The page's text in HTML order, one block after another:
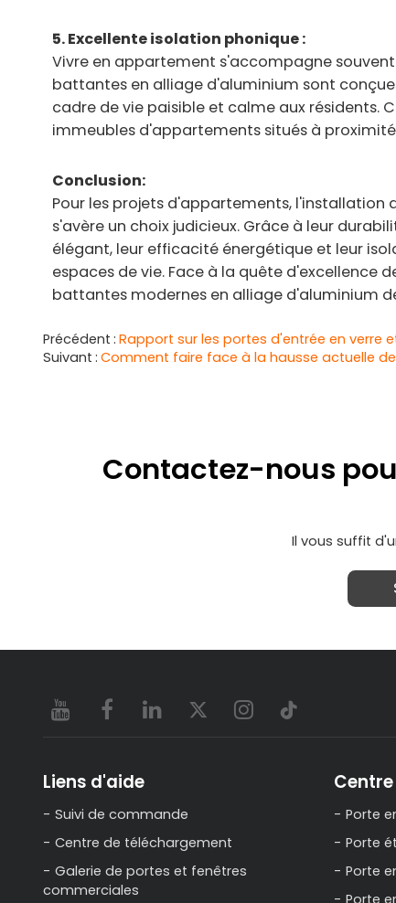
5. Excellente isolation phonique :
Vivre en appartement s'accompagne souvent
battantes en alliage d'aluminium sont
cadre de vie paisible et calme aux
immeubles d'appartements situés à
Conclusion:
Pour les projets d'appartements,
s'avère un choix judicieux. Grâce à leur
élégant, leur efficacité énergétique et leur
espaces de vie. Face à la quête d'excellence
battantes modernes en alliage d'aluminium
Précédent Rapport sur les portes d'entrée en verre
Suivant Comment faire face à la hausse actuelle
Contactez-nous
Il vous suffit
Liens d'aide
Suivi de commande
Centre de téléchargement
Galerie de portes et fenêtres
commerciales
Porte
Porte
Porte
Porte